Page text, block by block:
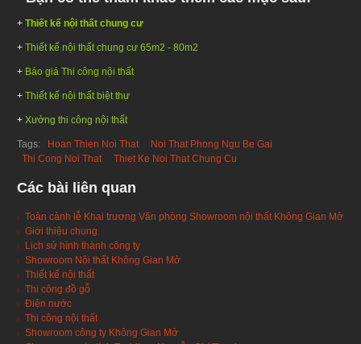
+ Thiết kế nội thất chung cư
+ Thiết kế nội thất chung cư 65m2 - 80m2
+ Báo giá Thi công nội thất
+ Thiết kế nội thất biệt thự
+ Xưởng thi công nội thất
Tags: Hoan Thien Noi That
Noi That Phong Ngu Be Gai
Thi Cong Noi That
Thiet Ke Noi That Chung Cu
Các bài liên quan
Toàn cảnh lễ Khai trương Văn phòng Showroom nội thất Không Gian Mở
Giới thiệu chung
Lịch sử hình thành công ty
Showroom Nội thất Không Gian Mở
Thiết kế nội thất
Thi công đồ gỗ
Điện nước
Thi công nội thất
Showroom công ty Không Gian Mở